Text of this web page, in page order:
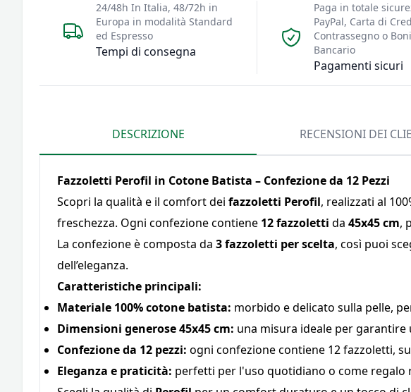
Tempi di consegna
24/48h In Italia, 48/72h in
Europa in modalità Standard
ed Espresso
Pagamenti sicuri
Paga in totale
PayPal, Carta di
Contrassegno o
Bancario
DESCRIZIONE RECENSIONI DEI
Fazzoletti Perofil in Cotone Batista – Confezione da 12 Pezzi
Scopri la qualità e il comfort dei fazzoletti Perofil, realizzati al
freschezza. Ogni confezione contiene 12 fazzoletti da 45x45 cm,
La confezione è composta da 3 fazzoletti per scelta, così puoi
dell’eleganza.
Caratteristiche principali:
Materiale 100% cotone batista: morbido e delicato sulla pelle,
Dimensioni generose 45x45 cm: una misura ideale per
Confezione da 12 pezzi: ogni confezione contiene 12 fazzoletti,
Eleganza e praticità: perfetti per l'uso quotidiano o come regalo